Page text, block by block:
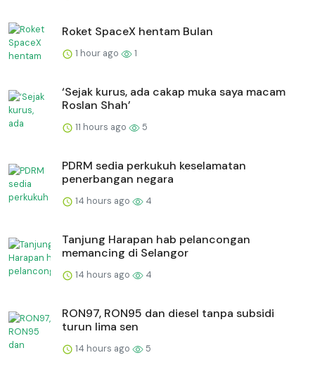
Roket SpaceX hentam Bulan
1 hour ago 1
‘Sejak kurus, ada cakap muka saya macam
Roslan Shah’
11 hours ago 5
PDRM sedia perkukuh keselamatan
penerbangan negara
14 hours ago 4
Tanjung Harapan hab pelancongan
memancing di Selangor
14 hours ago 4
RON97, RON95 dan diesel tanpa subsidi
turun lima sen
14 hours ago 5